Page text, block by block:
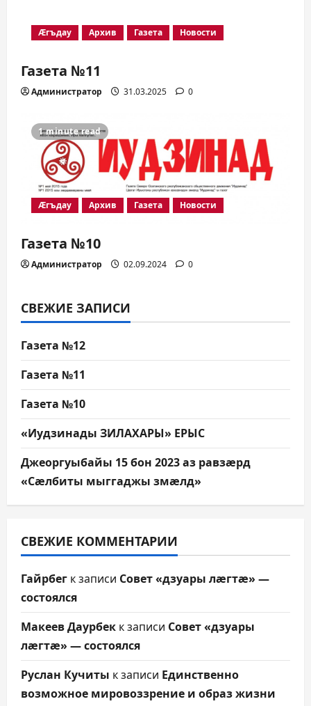
Æгъдау Архив Газета Новости
Газета №11
Администратор 31.03.2025 0
1 minute read
Æгъдау Архив Газета Новости
Газета №10
Администратор 02.09.2024 0
СВЕЖИЕ ЗАПИСИ
Газета №12
Газета №11
Газета №10
«Иудзинады ЗИЛАХАРЫ» ЕРЫС
Джеоргуыбайы 15 бон 2023 аз равзæрд
«Сæлбиты мыггаджы змæлд»
СВЕЖИЕ КОММЕНТАРИИ
Гайрбег к записи Совет «дзуары лæгтæ» —
состоялся
Макеев Даурбек к записи Совет «дзуары
лæгтæ» — состоялся
Руслан Кучиты к записи Единственно
возможное мировоззрение и образ жизни